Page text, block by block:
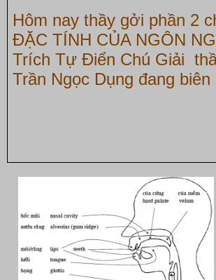
Hôm nay thầy gởi phần 2
ĐẶC TÍNH CỦA NGÔN NG
Trích Tự Điển Chú Giải th
Trần Ngọc Dụng đang biên